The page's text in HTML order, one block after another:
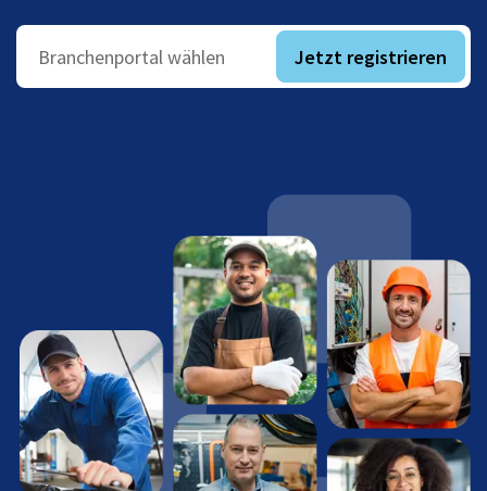
Branchenportal wählen Jetzt registrieren